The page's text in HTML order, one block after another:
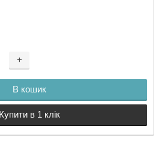
+
В кошик
Купити в 1 клік